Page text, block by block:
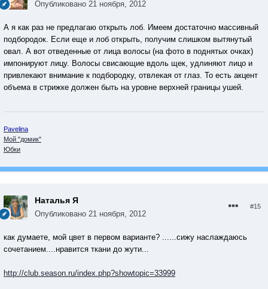
Опубликовано 21 ноября, 2012
А я как раз не предлагаю открыть лоб. Имеем достаточно массивный
подбородок. Если еще и лоб открыть, получим слишком вытянутый
овал. А вот отведенные от лица волосы (на фото в поднятых очках)
импонируют лицу. Волосы свисающие вдоль щек, удлиняют лицо и
привлекают внимание к подбородку, отвлекая от глаз. То есть акцент
объема в стрижке должен быть на уровне верхней границы ушей.
Pavelina
Мой "домик"
Юбки
Наталья Я
Опубликовано 21 ноября, 2012
#15
как думаете, мой цвет в первом варианте? ......сижу наслаждаюсь
сочетанием....нравится ткани до жути...
http://club.season.ru/index.php?showtopic=33999